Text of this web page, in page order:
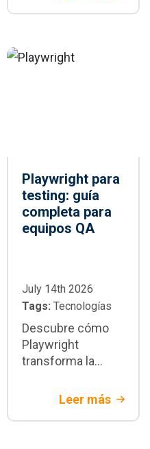
Playwright:
tests,
mantenimiento y
Playwright para
testing: guía
completa para
equipos QA
July 14th 2026
Tags: Tecnologías
Descubre cómo
Playwright
transforma la
pruebas E2E:
paralelización,
Leer más